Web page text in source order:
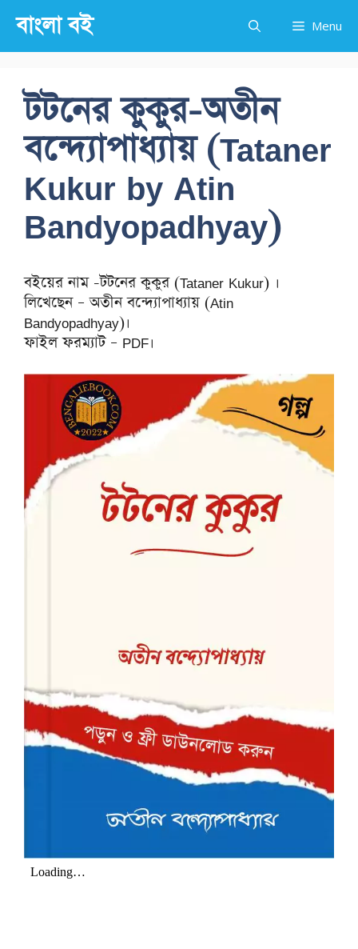
content
বাংলা বই Menu
টটনের কুকুর-অতীন
বন্দ্যোপাধ্যায় (Tataner
Kukur by Atin
Bandyopadhyay)
বইয়ের নাম -টটনের কুকুর (Tataner Kukur) ।
লিখেছেন – অতীন বন্দ্যোপাধ্যায় (Atin
Bandyopadhyay)।
ফাইল ফরম্যাট – PDF।